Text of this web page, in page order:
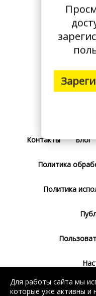
Контакты Блог
Политика
Политика
Согласие на
Для работы сайта мы
которые уже активны и